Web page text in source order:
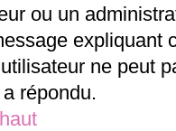
ou un
expliquant
ne peut
répondu.